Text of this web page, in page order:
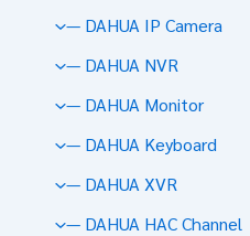
— DAHUA IP Camera
— DAHUA NVR
— DAHUA Monitor
— DAHUA Keyboard
— DAHUA XVR
— DAHUA HAC Channel